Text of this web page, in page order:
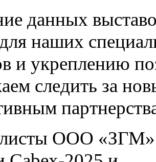
данных
наших
и укреплению
следить за